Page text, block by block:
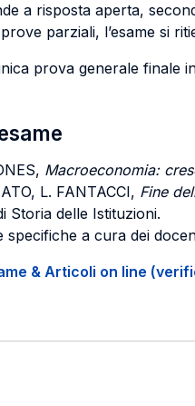
a risposta aperta,
parziali, l’esame si
prova generale finale
, Macroeconomia:
, L. FANTACCI, Fine
Storia delle Istituzioni.
specifiche a cura dei
& Articoli on line